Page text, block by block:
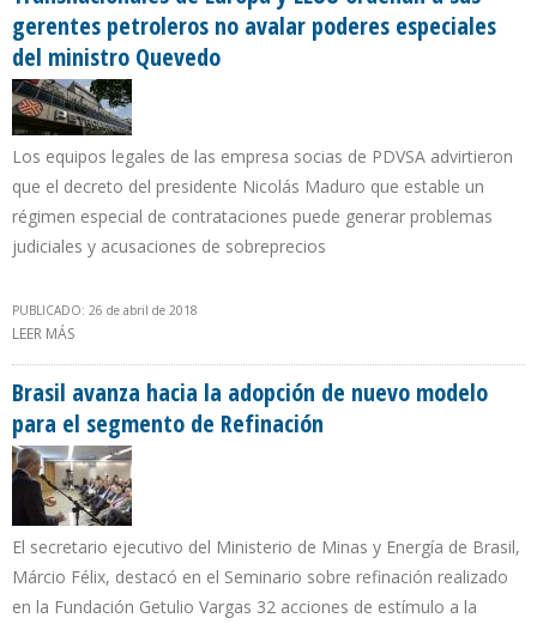
gerentes petroleros no avalar poderes especiales
del ministro Quevedo
Los equipos legales de las empresa socias de PDVSA advirtieron
que el decreto del presidente Nicolás Maduro que estable un
régimen especial de contrataciones puede generar problemas
judiciales y acusaciones de sobreprecios
PUBLICADO: 26 de abril de 2018
LEER MÁS
MINISTRO QUEVEDO
Brasil avanza hacia la adopción de nuevo modelo
para el segmento de Refinación
El secretario ejecutivo del Ministerio de Minas y Energía de Brasil,
Márcio Félix, destacó en el Seminario sobre refinación realizado
en la Fundación Getulio Vargas 32 acciones de estímulo a la